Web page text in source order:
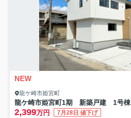
NEW
龍ケ崎市姫宮町
龍ケ崎市姫宮町1期 新築戸建 1号棟
2,399万円 7月28日 値下げ